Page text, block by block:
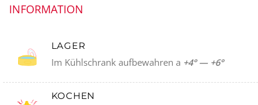
INFORMATION
LAGER
Im Kühlschrank aufbewahren a +4° — +6°
KOCHEN